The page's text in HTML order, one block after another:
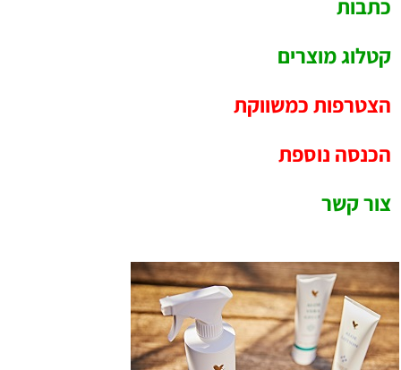
כתבות
קטלוג מוצרים
הצטרפות כמשווקת
הכנסה נוספת
צור קשר